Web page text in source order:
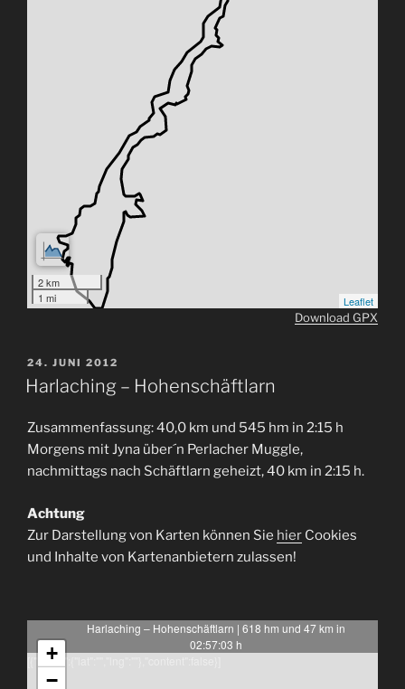
2 km
1 mi
Leaflet
Download GPX
VERÖFFENTLICHT
AM
24. JUNI 2012
Harlaching – Hohenschäftlarn
Zusammenfassung: 40,0 km und 545 hm in 2:15 h
Morgens mit Jyna über´n Perlacher Muggle,
nachmittags nach Schäftlarn geheizt, 40 km in 2:15 h.
Achtung
Zur Darstellung von Karten können Sie hier Cookies
und Inhalte von Kartenanbietern zulassen!
Harlaching – Hohenschäftlarn | 618 hm und 47 km in
02:57:03 h
[{"latlng":{"lat":"","lng":""},"content":false}]
+
−